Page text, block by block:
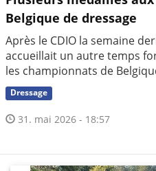
Belgique de dressage
Après le CDIO la semaine
accueillait un autre temps
les championnats de
Dressage
31. mai 2026 - 18:57